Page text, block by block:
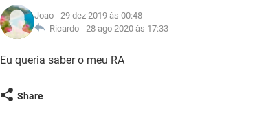
Joao - 29 dez 2019 às 00:48
Ricardo - 28 ago 2020 às 17:33
Eu queria saber o meu RA
Share